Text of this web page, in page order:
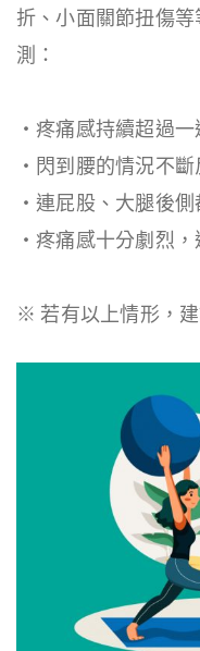
折、小面關節扭傷
測：
・疼痛感持續超過
・閃到腰的情況不
・連屁股、大腿後
・疼痛感十分劇烈
※ 若有以上情形，